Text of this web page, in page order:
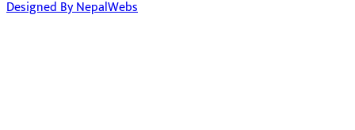
Designed By NepalWebs